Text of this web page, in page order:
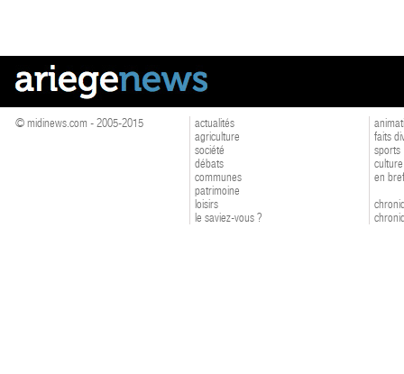
© midinews.com - 2005-2015
actualités
agriculture
société
débats
communes
patrimoine
loisirs
le saviez-vous ?
faits
sports
culture
en bref